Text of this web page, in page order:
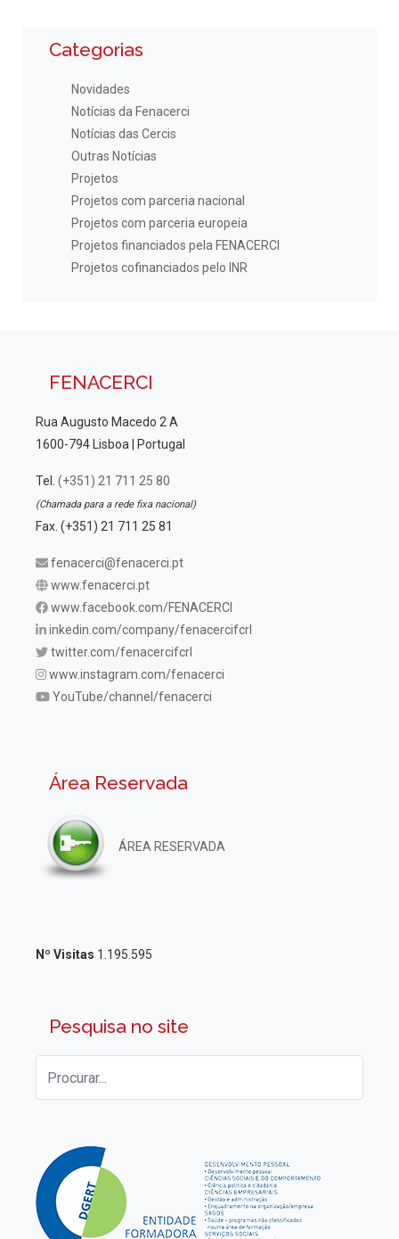
Categorias
Novidades
Notícias da Fenacerci
Notícias das Cercis
Outras Notícias
Projetos
Projetos com parceria nacional
Projetos com parceria europeia
Projetos financiados pela FENACERCI
Projetos cofinanciados pelo INR
FENACERCI
Rua Augusto Macedo 2 A
1600-794 Lisboa | Portugal
Tel. (+351) 21 711 25 80
(Chamada para a rede fixa nacional)
Fax. (+351) 21 711 25 81
fenacerci@fenacerci.pt
www.fenacerci.pt
www.facebook.com/FENACERCI
inkedin.com/company/fenacercifcrl
twitter.com/fenacercifcrl
www.instagram.com/fenacerci
YouTube/channel/fenacerci
Área Reservada
ÁREA RESERVADA
Nº Visitas 1.195.595
Pesquisa no site